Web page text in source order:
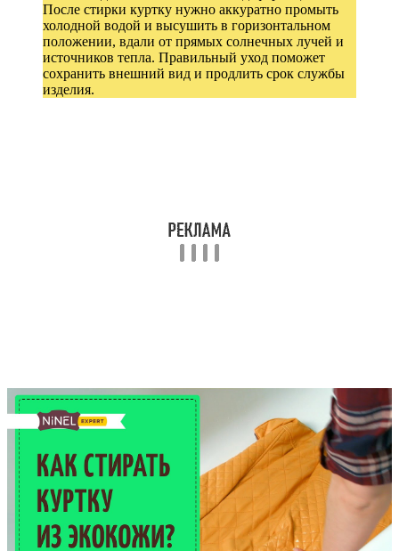
После стирки куртку нужно аккуратно промыть
холодной водой и высушить в горизонтальном
положении, вдали от прямых солнечных лучей и
источников тепла. Правильный уход поможет
сохранить внешний вид и продлить срок службы
изделия.